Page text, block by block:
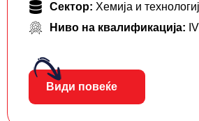
Сектор: Хемија и
Ниво на квалификација: IV
Види повеќе